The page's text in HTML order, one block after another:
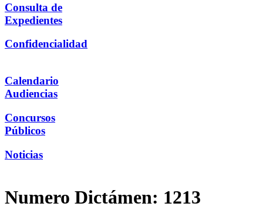
Consulta de
Expedientes
Confidencialidad
Calendario
Audiencias
Concursos
Públicos
Noticias
Numero Dictámen: 1213